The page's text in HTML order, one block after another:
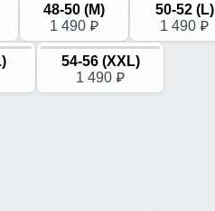
48-50 (M)
1 490 p
50-52 (L)
1 490 p
54-56 (XXL)
1 490 p